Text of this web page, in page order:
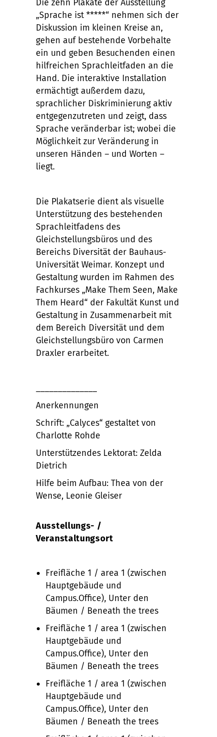
Die zehn Plakate der Ausstellung
„Sprache ist *****“ nehmen sich der
Diskussion im kleinen Kreise an,
gehen auf bestehende Vorbehalte
ein und geben Besuchenden einen
hilfreichen Sprachleitfaden an die
Hand. Die interaktive Installation
ermächtigt außerdem dazu,
sprachlicher Diskriminierung aktiv
entgegenzutreten und zeigt, dass
Sprache veränderbar ist; wobei die
Möglichkeit zur Veränderung in
unseren Händen – und Worten –
liegt.
Die Plakatserie dient als visuelle
Unterstützung des bestehenden
Sprachleitfadens des
Gleichstellungsbüros und des
Bereichs Diversität der Bauhaus-
Universität Weimar. Konzept und
Gestaltung wurden im Rahmen des
Fachkurses „Make Them Seen, Make
Them Heard“ der Fakultät Kunst und
Gestaltung in Zusammenarbeit mit
dem Bereich Diversität und dem
Gleichstellungsbüro von Carmen
Draxler erarbeitet.
Anerkennungen
Schrift: „Calyces“ gestaltet von
Charlotte Rohde
Unterstützendes Lektorat: Zelda
Dietrich
Hilfe beim Aufbau: Thea von der
Wense, Leonie Gleiser
Ausstellungs- /
Veranstaltungsort
Freifläche 1 / area 1 (zwischen
Hauptgebäude und
Campus.Office), Unter den
Bäumen / Beneath the trees
Freifläche 1 / area 1 (zwischen
Hauptgebäude und
Campus.Office), Unter den
Bäumen / Beneath the trees
Freifläche 1 / area 1 (zwischen
Hauptgebäude und
Campus.Office), Unter den
Bäumen / Beneath the trees